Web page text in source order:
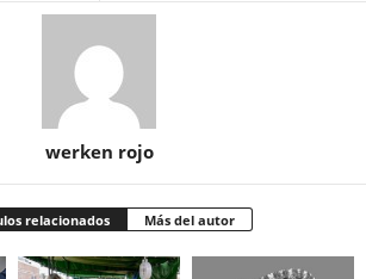
werken rojo
relacionados Más del autor